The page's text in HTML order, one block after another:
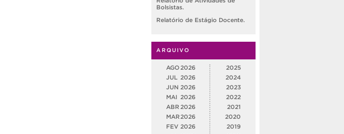
Bolsistas.
Relatório de Estágio Docente.
ARQUIVO
AGO 2026
JUL 2026
JUN 2026
MAI
2026
ABR 2026
MAR 2026
FEV 2026
2025
2024
2023
2022
2021
2020
2019